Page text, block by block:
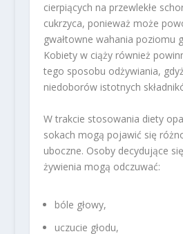
cierpiących na przewlekłe
cukrzyca, ponieważ może
gwałtowne wahania poziomu
Kobiety w ciąży również
tego sposobu odżywiania,
niedoborów istotnych
W trakcie stosowania diety
sokach mogą pojawić się
uboczne. Osoby decydujące
żywienia mogą odczuwać:
bóle głowy,
uczucie głodu,